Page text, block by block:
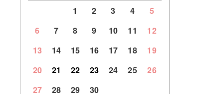
1
2 3 4
5
6
7 8 9 10 11
12
13
14 15 16 17 18
19
20
21 22 23 24 25
26
27
28 29 30